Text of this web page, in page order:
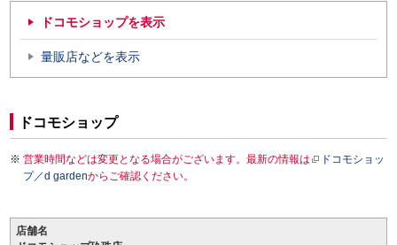
ドコモショップを表示
量販店などを表示
ドコモショップ
営業時間などは変更となる場合がございます。最新の情報は
ドコモショッ
プ／d gardenからご確認ください。
店舗名